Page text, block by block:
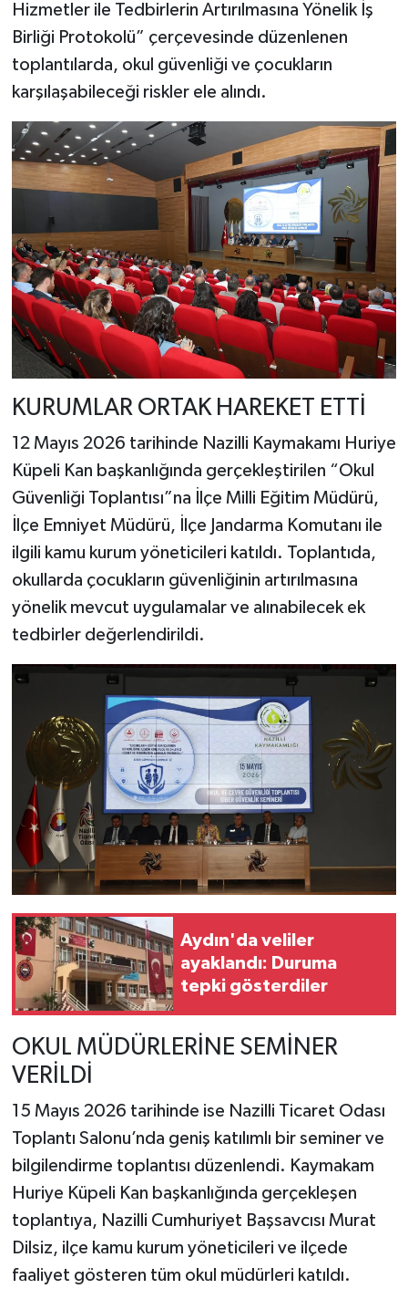
Hizmetler ile Tedbirlerin Artırılmasına Yönelik İş
Birliği Protokolü” çerçevesinde düzenlenen
toplantılarda, okul güvenliği ve çocukların
karşılaşabileceği riskler ele alındı.
KURUMLAR ORTAK HAREKET ETTİ
12 Mayıs 2026 tarihinde Nazilli Kaymakamı Huriye
Küpeli Kan başkanlığında gerçekleştirilen “Okul
Güvenliği Toplantısı”na İlçe Milli Eğitim Müdürü,
İlçe Emniyet Müdürü, İlçe Jandarma Komutanı ile
ilgili kamu kurum yöneticileri katıldı. Toplantıda,
okullarda çocukların güvenliğinin artırılmasına
yönelik mevcut uygulamalar ve alınabilecek ek
tedbirler değerlendirildi.
Aydın'da veliler
ayaklandı: Duruma
tepki gösterdiler
OKUL MÜDÜRLERİNE SEMİNER
VERİLDİ
15 Mayıs 2026 tarihinde ise Nazilli Ticaret Odası
Toplantı Salonu’nda geniş katılımlı bir seminer ve
bilgilendirme toplantısı düzenlendi. Kaymakam
Huriye Küpeli Kan başkanlığında gerçekleşen
toplantıya, Nazilli Cumhuriyet Başsavcısı Murat
Dilsiz, ilçe kamu kurum yöneticileri ve ilçede
faaliyet gösteren tüm okul müdürleri katıldı.